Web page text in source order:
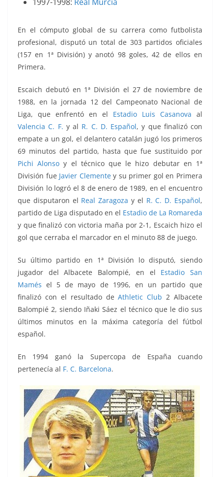
En el cómputo global de su carrera como futbolista
profesional, disputó un total de 303 partidos oficiales
(157 en 1ª División) y anotó 98 goles, 42 de ellos en
Primera.
Escaich debutó en 1ª División el 27 de noviembre de
1988, en la jornada 12 del Campeonato Nacional de
Liga, que enfrentó en el Estadio Luis Casanova al
Valencia C. F. y al R. C. D. Español, y que finalizó con
empate a un gol, el delantero catalán jugó los primeros
69 minutos del partido, hasta que fue sustituido por
Pichi Alonso y el técnico que le hizo debutar en 1ª
División fue Javier Clementey su primer gol en Primera
División lo logró el 8 de enero de 1989, en el encuentro
que disputaron el Real Zaragoza y el R. C. D. Español,
partido de Liga disputado en el Estadio de La Romareda
y que finalizó con victoria maña por 2-1, Escaich hizo el
gol que cerraba el marcador en el minuto 88 de juego.
Su último partido en 1ª División lo disputó, siendo
jugador del Albacete Balompié, en el Estadio San
Mamés el 5 de mayo de 1996, en un partido que
finalizó con el resultado deAthletic Club 2 Albacete
Balompié 2, siendo Iñaki Sáez el técnico que le dio sus
últimos minutos en la máxima categoría del fútbol
español.
En 1994 ganó la Supercopa de España cuando
pertenecía al F. C. Barcelona.